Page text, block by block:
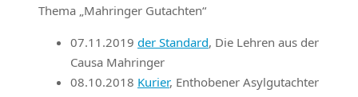
Thema „Mahringer Gutachten“
07.11.2019 der Standard, Die Lehren aus der
Causa Mahringer
08.10.2018 Kurier, Enthobener Asylgutachter